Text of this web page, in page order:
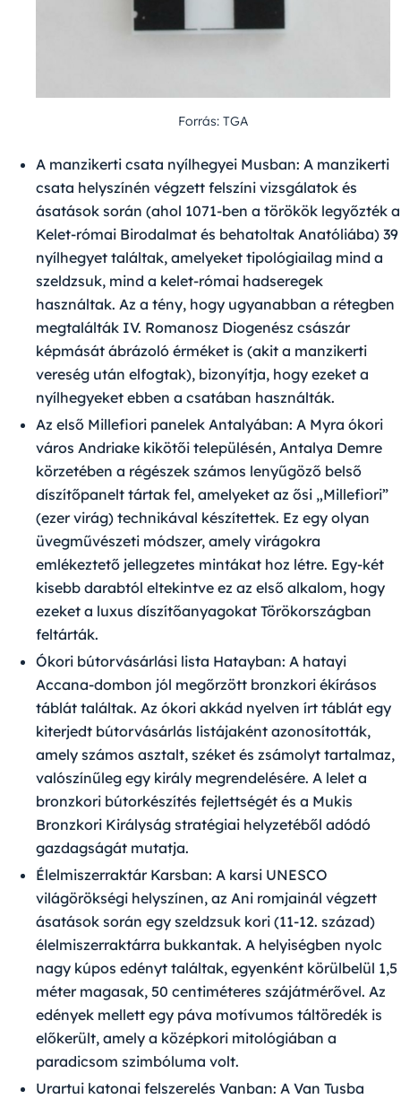
Forrás: TGA
A manzikerti csata nyílhegyei Musban: A manzikerti
csata helyszínén végzett felszíni vizsgálatok és
ásatások során (ahol 1071-ben a törökök legyőzték a
Kelet-római Birodalmat és behatoltak Anatóliába) 39
nyílhegyet találtak, amelyeket tipológiailag mind a
szeldzsuk, mind a kelet-római hadseregek
használtak. Az a tény, hogy ugyanabban a rétegben
megtalálták IV. Romanosz Diogenész császár
képmását ábrázoló érméket is (akit a manzikerti
vereség után elfogtak), bizonyítja, hogy ezeket a
nyílhegyeket ebben a csatában használták.
Az első Millefiori panelek Antalyában: A Myra ókori
város Andriake kikötői településén, Antalya Demre
körzetében a régészek számos lenyűgöző belső
díszítőpanelt tártak fel, amelyeket az ősi „Millefiori”
(ezer virág) technikával készítettek. Ez egy olyan
üvegművészeti módszer, amely virágokra
emlékeztető jellegzetes mintákat hoz létre. Egy-két
kisebb darabtól eltekintve ez az első alkalom, hogy
ezeket a luxus díszítőanyagokat Törökországban
feltárták.
Ókori bútorvásárlási lista Hatayban: A hatayi
Accana-dombon jól megőrzött bronzkori ékírásos
táblát találtak. Az ókori akkád nyelven írt táblát egy
kiterjedt bútorvásárlás listájaként azonosították,
amely számos asztalt, széket és zsámolyt tartalmaz,
valószínűleg egy király megrendelésére. A lelet a
bronzkori bútorkészítés fejlettségét és a Mukis
Bronzkori Királyság stratégiai helyzetéből adódó
gazdagságát mutatja.
Élelmiszerraktár Karsban: A karsi UNESCO
világörökségi helyszínen, az Ani romjainál végzett
ásatások során egy szeldzsuk kori (11-12. század)
élelmiszerraktárra bukkantak. A helyiségben nyolc
nagy kúpos edényt találtak, egyenként körülbelül 1,5
méter magasak, 50 centiméteres szájátmérővel. Az
edények mellett egy páva motívumos táltöredék is
előkerült, amely a középkori mitológiában a
paradicsom szimbóluma volt.
Urartui katonai felszerelés Vanban: A Van Tusba